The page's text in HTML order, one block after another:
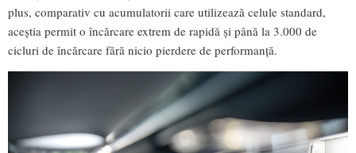
plus, comparativ cu acumulatorii care utilizează celule standard,
aceştia permit o încărcare extrem de rapidă și până la 3.000 de
cicluri de încărcare fără nicio pierdere de performanță.